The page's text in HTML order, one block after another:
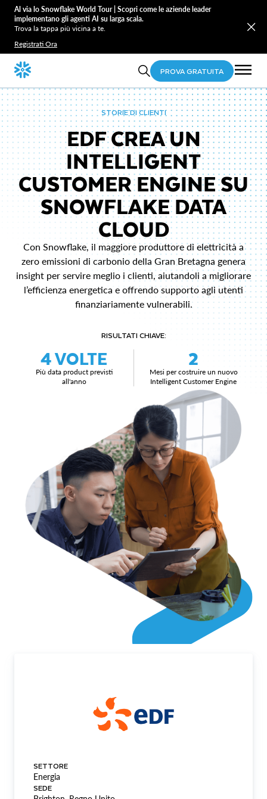
Al via lo Snowflake World Tour | Scopri come le aziende leader
implementano gli agenti AI su larga scala.
Trova la tappa più vicina a te.
Registrati Ora
PROVA GRATUITA
STORIE DI CLIENTI
EDF CREA UN
INTELLIGENT
CUSTOMER ENGINE SU
SNOWFLAKE DATA
CLOUD
Con Snowflake, il maggiore produttore di elettricità a
zero emissioni di carbonio della Gran Bretagna genera
insight per servire meglio i clienti, aiutandoli a migliorare
l’efficienza energetica e offrendo supporto agli utenti
finanziariamente vulnerabili.
RISULTATI CHIAVE:
4 VOLTE
Più data product previsti
all'anno
2
Mesi per costruire un nuovo
Intelligent Customer Engine
SETTORE
Energia
SEDE